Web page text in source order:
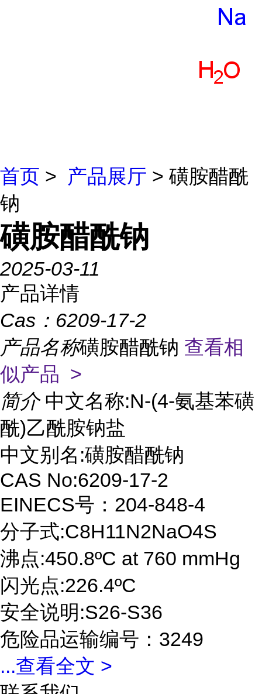
首页 > 产品展厅 > 磺胺醋酰
钠
磺胺醋酰钠
2025-03-11
产品详情
Cas： 6209-17-2
产品名称磺胺醋酰钠 查看相
似产品 >
简介 中文名称:N-(4-氨基苯磺
酰)乙酰胺钠盐
中文别名:磺胺醋酰钠
CAS No:6209-17-2
EINECS号：204-848-4
分子式:C8H11N2NaO4S
沸点:450.8ºC at 760 mmHg
闪光点:226.4ºC
安全说明:S26-S36
危险品运输编号：3249
...查看全文 >